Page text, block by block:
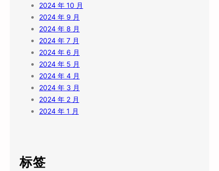
2024 年 10 月
2024 年 9 月
2024 年 8 月
2024 年 7 月
2024 年 6 月
2024 年 5 月
2024 年 4 月
2024 年 3 月
2024 年 2 月
2024 年 1 月
标签